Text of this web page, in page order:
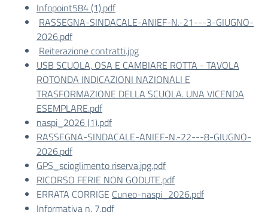
Infopoint584 (1).pdf
RASSEGNA-SINDACALE-ANIEF-N.-21---3-GIUGNO-
2026.pdf
Reiterazione contratti.jpg
USB SCUOLA, OSA E CAMBIARE ROTTA - TAVOLA
ROTONDA INDICAZIONI NAZIONALI E
TRASFORMAZIONE DELLA SCUOLA. UNA VICENDA
ESEMPLARE.pdf
naspi_2026 (1).pdf
RASSEGNA-SINDACALE-ANIEF-N.-22---8-GIUGNO-
2026.pdf
GPS_scioglimento riserva.jpg.pdf
RICORSO FERIE NON GODUTE.pdf
ERRATA CORRIGE Cuneo-naspi_2026.pdf
Informativa n. 7.pdf